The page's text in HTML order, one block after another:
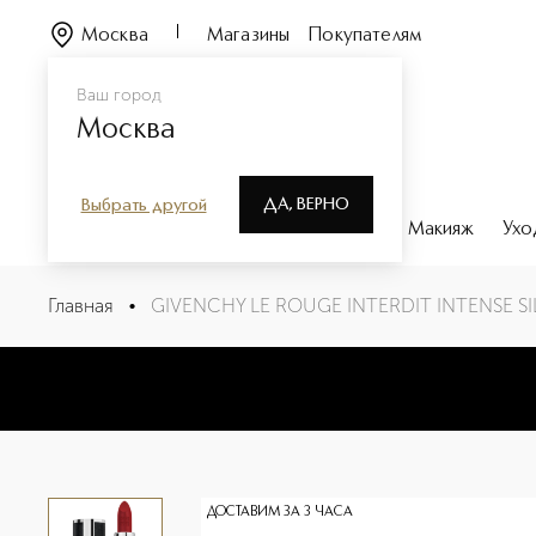
Ваш город
Москва
Выбрать другой ДА, ВЕРНО
Москва Магазины Покупателям
Парфюмерия Макияж
GIVENCHY LE ROUGE INTERDIT INTENSE SILK
Описание
Характеристики
Главная • GIVENCHY LE ROUGE INTERDIT INTENSE
ДОСТАВИМ ЗА 3 ЧАСА